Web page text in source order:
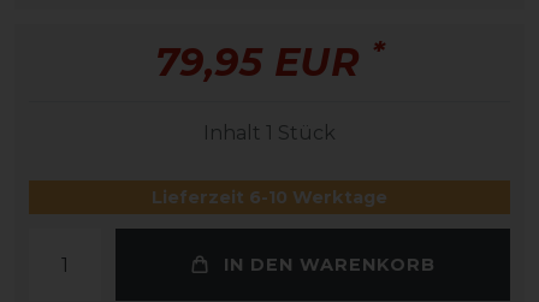
79,95 EUR *
Inhalt 1 Stück
Lieferzeit 6-10 Werktage
IN DEN WARENKORB